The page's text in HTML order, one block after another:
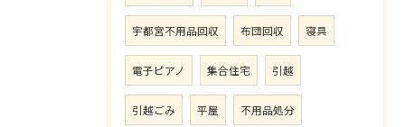
宇都宮不用品回収 布団回収 寝具
電子ピアノ 集合住宅 引越
引越ごみ 平屋 不用品処分